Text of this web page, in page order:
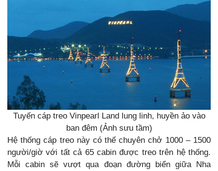
Tuyến cáp treo Vinpearl Land lung linh, huyền ảo vào
ban đêm (Ảnh sưu tầm)
Hệ thống cáp treo này có thể chuyên chở 1000 – 1500
người/giờ với tất cả 65 cabin được treo trên hệ thống.
Mỗi cabin sẽ vượt qua đoạn đường biển giữa Nha